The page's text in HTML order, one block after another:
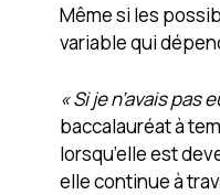
Même si les
variable qui
« Si je n’avais pas
baccalauréat à
lorsqu’elle est
elle continue à